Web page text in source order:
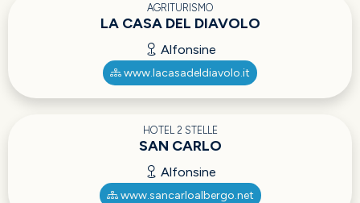
AGRITURISMO
LA CASA DEL DIAVOLO
Alfonsine
www.lacasadeldiavolo.it
HOTEL 2 STELLE
SAN CARLO
Alfonsine
www.sancarloalbergo.net